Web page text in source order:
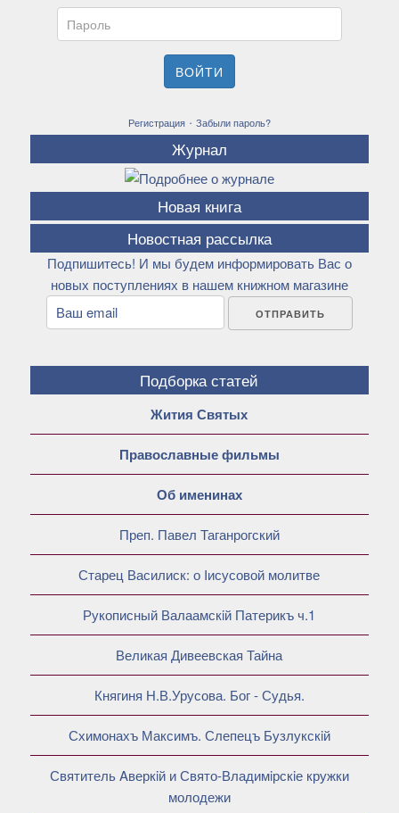
Пароль
ВОЙТИ
Регистрация· Забыли пароль?
Журнал
Новая книга
Новостная рассылка
Подпишитесь! И мы будем информировать Вас о
новых поступлениях в нашем книжном магазине
Подборка статей
Жития Святых
Православные фильмы
Об именинах
Преп. Павел Таганрогский
Старец Василиск: о Iисусовой молитве
Рукописный Валаамскiй Патерикъ ч.1
Великая Дивеевская Тайна
Княгиня Н.В.Урусова. Бог - Судья.
Схимонахъ Максимъ. Слепецъ Бузлукскiй
Святитель Aверкiй и Свято-Владимiрскiе кружки
молодежи